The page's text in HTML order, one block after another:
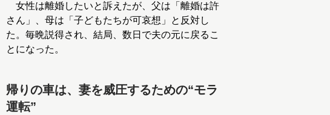
女性は離婚したいと訴えたが、父は「離婚は許
さん」、母は「子どもたちが可哀想」と反対し
た。毎晩説得され、結局、数日で夫の元に戻るこ
とになった。
帰りの車は、妻を威圧するための“モラ
運転”